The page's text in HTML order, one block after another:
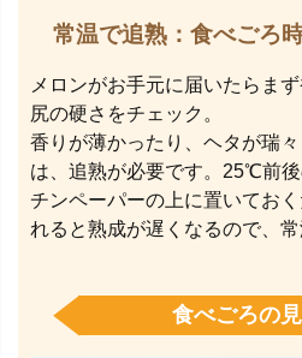
常温で追熟：食べごろ
メロンがお手元に届いたらま
尻の硬さをチェック。
香りが薄かったり、ヘタが瑞
は、追熟が必要です。25℃前
チンペーパーの上に置いてお
れると熟成が遅くなるので、常
食べごろの